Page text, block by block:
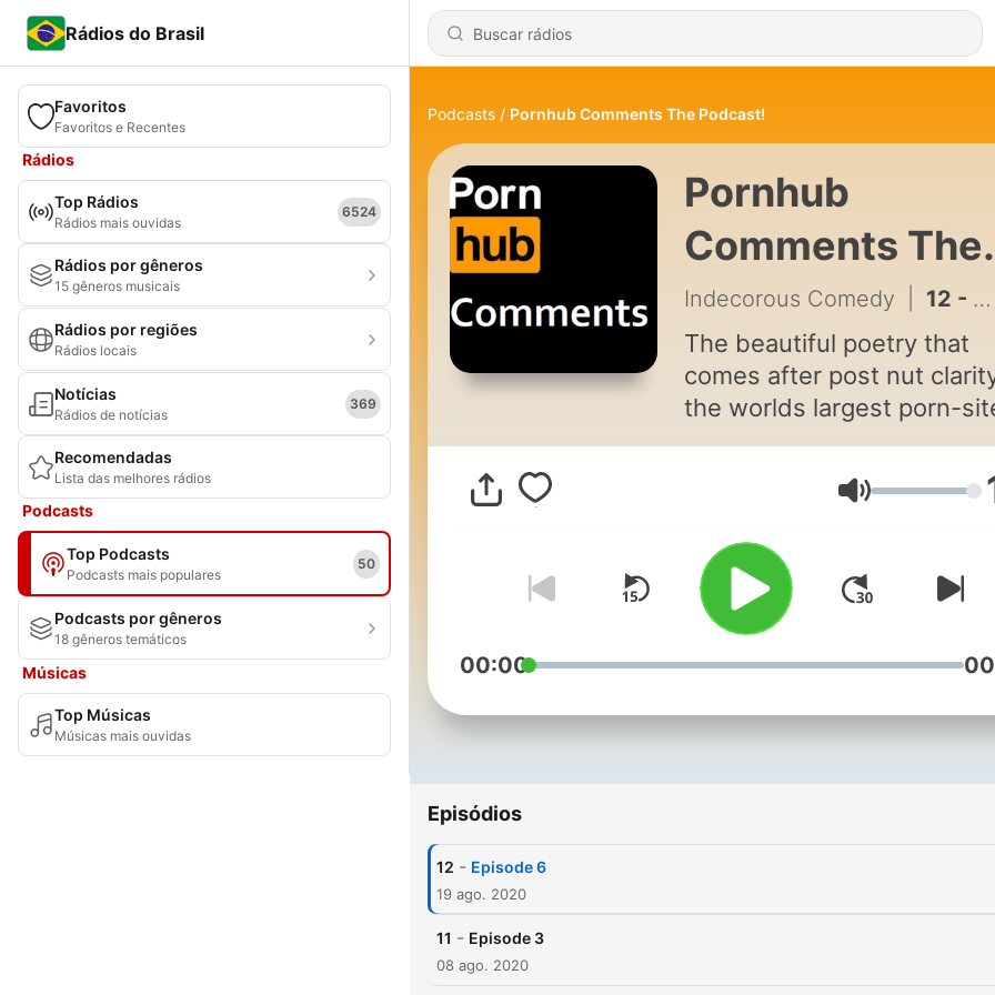
Rádios do Brasil
Favoritos
Favoritos e Recentes
Rádios
Top Rádios
Rádios mais ouvidas
6524
Rádios por gêneros
15 gêneros musicais
Rádios por regiões
Rádios locais
Notícias
Rádios de notícias
369
Recomendadas
Lista das melhores rádios
Podcasts
Top Podcasts
Podcasts mais populares
50
Podcasts por gêneros
18 gêneros temáticos
Músicas
Top Músicas
Músicas mais ouvidas
Podcasts Pornhub Comments The Podcast!
Pornhub
Comments The
Podcast! de
Indecorous
Comedy
Indecorous Comedy 12 - Episode 6
The beautiful poetry that
comes after post nut
the worlds largest porn-
Volume
00:00
Episódios
12 - Episode 6
19 ago. 2020
11 - Episode 3
08 ago. 2020